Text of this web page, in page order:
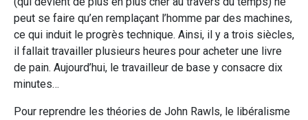
peut se faire qu’en remplaçant l’homme par des machines,
ce qui induit le progrès technique. Ainsi, il y a trois siècles,
il fallait travailler plusieurs heures pour acheter une livre
de pain. Aujourd’hui, le travailleur de base y consacre dix
minutes…
Pour reprendre les théories de John Rawls, le libéralisme